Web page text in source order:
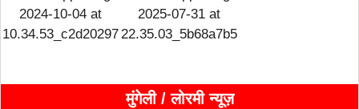
मुंगेली / लोरमी न्यूज़